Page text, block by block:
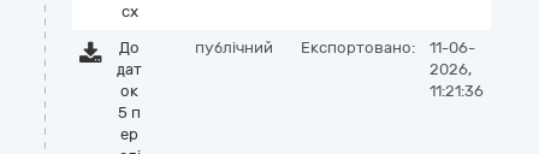
cx
До
дат
ок
5 п
ер
публічний Експортовано:
11-06-
2026,
11:21:36